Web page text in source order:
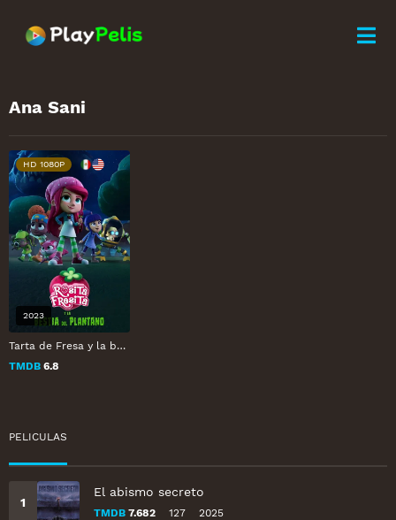
Ana Sani
Tarta de Fresa y la bestia del cenagal
TMDB 6.8
HD 1080P
2023
PELICULAS
El abismo secreto
TMDB 7.682 127 2025